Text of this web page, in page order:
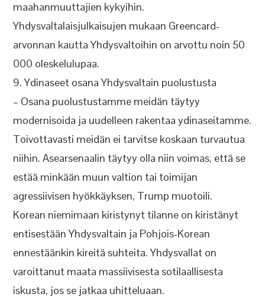
maahanmuuttajien kykyihin.
Yhdysvaltalaisjulkaisujen mukaan Greencard-
arvonnan kautta Yhdysvaltoihin on arvottu noin 50
000 oleskelulupaa.
9. Ydinaseet osana Yhdysvaltain puolustusta
– Osana puolustustamme meidän täytyy
modernisoida ja uudelleen rakentaa ydinaseitamme.
Toivottavasti meidän ei tarvitse koskaan turvautua
niihin. Asearsenaalin täytyy olla niin voimas, että se
estää minkään muun valtion tai toimijan
agressiivisen hyökkäyksen, Trump muotoili.
Korean niemimaan kiristynyt tilanne on kiristänyt
entisestään Yhdysvaltain ja Pohjois-Korean
ennestäänkin kireitä suhteita. Yhdysvallat on
varoittanut maata massiivisesta sotilaallisesta
iskusta, jos se jatkaa uhitteluaan.